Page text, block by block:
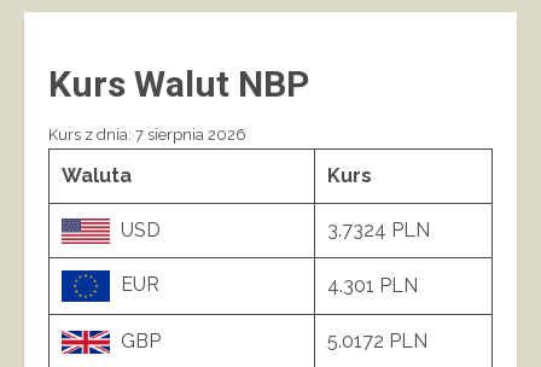
Kurs Walut NBP
Kurs z dnia: 7 sierpnia 2026
Waluta Kurs
USD 3.7324 PLN
EUR 4.301 PLN
GBP 5.0172 PLN